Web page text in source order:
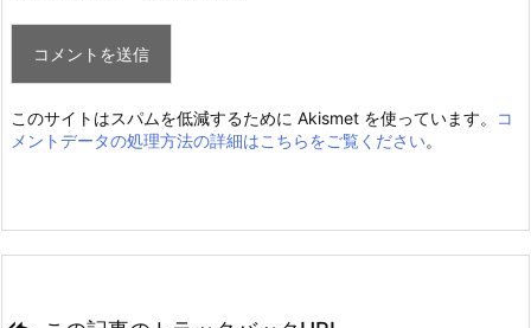
このサイトはスパムを低減するために Akismet を使っています。
コ
メントデータの処理方法の詳細はこちらをご覧ください。